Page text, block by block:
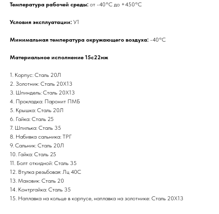
Температура рабочей среды: от -40°С до +450°С
Условия эксплуатации: У1
Минимальная температура окружающего воздуха: -40°С
Материальное исполнение 15с22нж
1. Корпус: Сталь 20Л
2. Золотник: Сталь 20Х13
3. Шпиндель: Сталь 20Х13
4. Прокладка: Паронит ПМБ
5. Крышка: Сталь 20Л
6. Гайка: Сталь 25
7. Шпилька: Сталь 35
8. Набивка сальника: ТРГ
9. Сальник: Сталь 20Л
10. Гайка: Сталь 25
11. Болт откидной: Сталь 35
12. Втулка резьбовая: Лц 40С
13. Маховик: Сталь 20
14. Контргайка: Сталь 35
15. Наплавка на кольце в корпусе, наплавка на золотнике: Сталь 20Х13